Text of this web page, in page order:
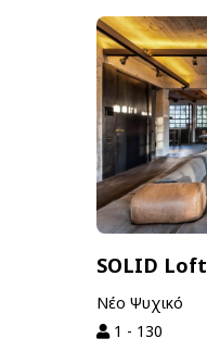
SOLID Loft
Νέο Ψυχικό
1 - 130